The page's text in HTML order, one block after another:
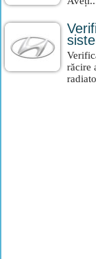
răcire